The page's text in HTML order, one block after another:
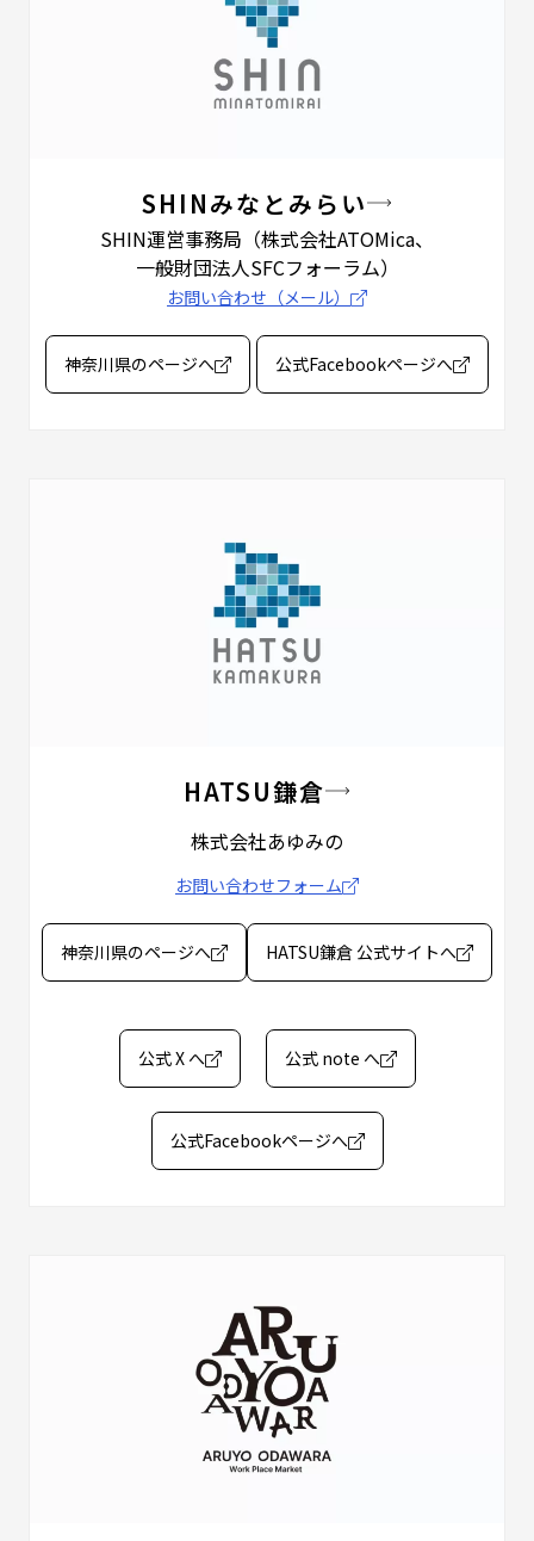
SHINみなとみらい
SHIN運営事務局 （株式会社ATOMica、
一般財団法人SFCフォーラム）
お問い合わせ（メール）
神奈川県のページへ 公式Facebookページへ
HATSU鎌倉
株式会社あゆみの
お問い合わせフォーム
神奈川県のページへ HATSU鎌倉 公式サイトへ
公式 X へ 公式 note へ
公式Facebookページへ